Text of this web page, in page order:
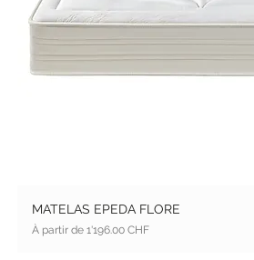
MATELAS EPEDA FLORE
À partir de1'196.00 CHF
Prix promotionnel